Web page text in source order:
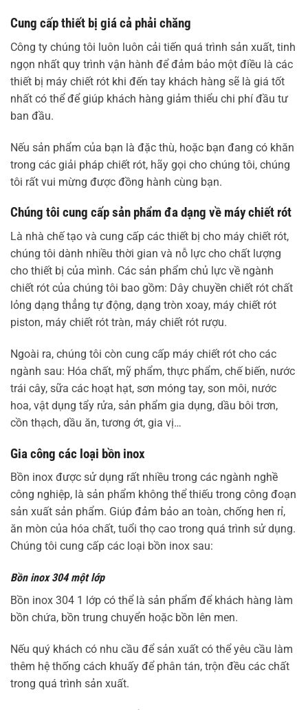
Cung cấp thiết bị giá cả phải chăng
Công ty chúng tôi luôn luôn cải tiến quá trình sản xuất, tinh
ngọn nhất quy trình vận hành để đảm bảo một điều là các
thiết bị máy chiết rót khi đến tay khách hàng sẽ là giá tốt
nhất có thể để giúp khách hàng giảm thiểu chi phí đầu tư
ban đầu.
Nếu sản phẩm của bạn là đặc thù, hoặc bạn đang có khăn
trong các giải pháp chiết rót, hãy gọi cho chúng tôi, chúng
tôi rất vui mừng được đồng hành cùng bạn.
Chúng tôi cung cấp sản phẩm đa dạng về máy chiết rót
Là nhà chế tạo và cung cấp các thiết bị cho máy chiết rót,
chúng tôi dành nhiều thời gian và nỗ lực cho chất lượng
cho thiết bị của mình. Các sản phẩm chủ lực về ngành
chiết rót của chúng tôi bao gồm: Dây chuyền chiết rót chất
lỏng dạng thẳng tự động, dạng tròn xoay, máy chiết rót
piston, máy chiết rót tràn, máy chiết rót rượu.
Ngoài ra, chúng tôi còn cung cấp máy chiết rót cho các
ngành sau: Hóa chất, mỹ phẩm, thực phẩm, chế biến, nước
trái cây, sữa các hoạt hạt, sơn móng tay, son môi, nước
hoa, vật dụng tẩy rửa, sản phẩm gia dụng, dầu bôi trơn,
cồn thạch, dầu ăn, tương ớt, gia vị…
Gia công các loại bồn inox
Bồn inox được sử dụng rất nhiều trong các ngành nghề
công nghiệp, là sản phẩm không thể thiếu trong công đoạn
sản xuất sản phẩm. Giúp đảm bảo an toàn, chống hen rỉ,
ăn mòn của hóa chất, tuổi thọ cao trong quá trình sử dụng.
Chúng tôi cung cấp các loại bồn inox sau:
Bồn inox 304 một lớp
Bồn inox 304 1 lớp có thể là sản phẩm để khách hàng làm
bồn chứa, bồn trung chuyển hoặc bồn lên men.
Nếu quý khách có nhu cầu để sản xuất có thể yêu cầu làm
thêm hệ thống cách khuấy để phân tán, trộn đều các chất
trong quá trình sản xuất.